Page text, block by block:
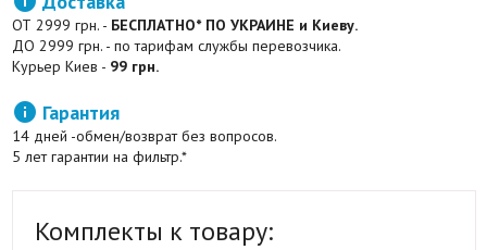
ОТ 2999 грн. - БЕСПЛАТНО* ПО УКРАИНЕ и Киеву.
ДО 2999 грн. - по тарифам службы перевозчика.
Курьер Киев - 99 грн.
 Гарантия
14 дней -обмен/возврат без вопросов.
5 лет гарантии на фильтр.*
Комплекты к товару: